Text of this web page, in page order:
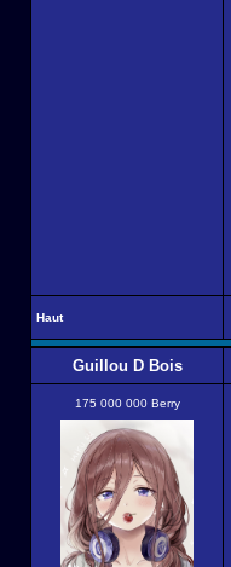
Haut
Guillou D Bois
175 000 000 Berry